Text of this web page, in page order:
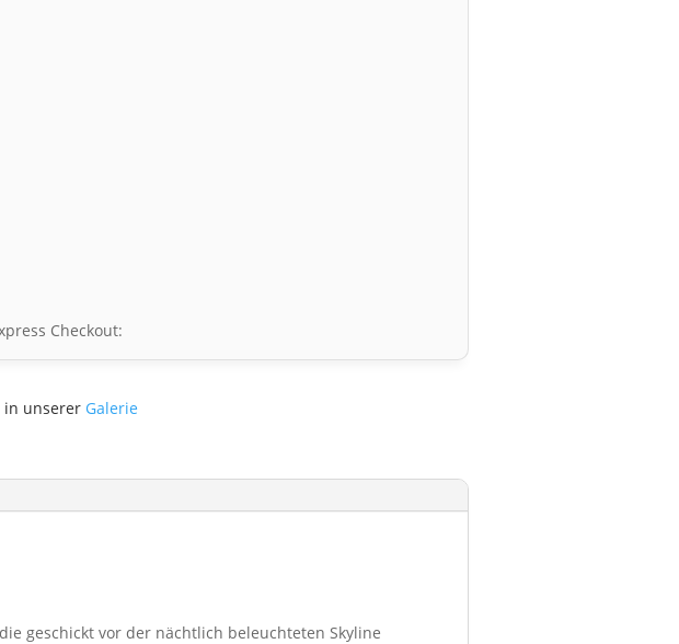
Checkout:
in unserer Galerie
geschickt vor der nächtlich beleuchteten Skyline